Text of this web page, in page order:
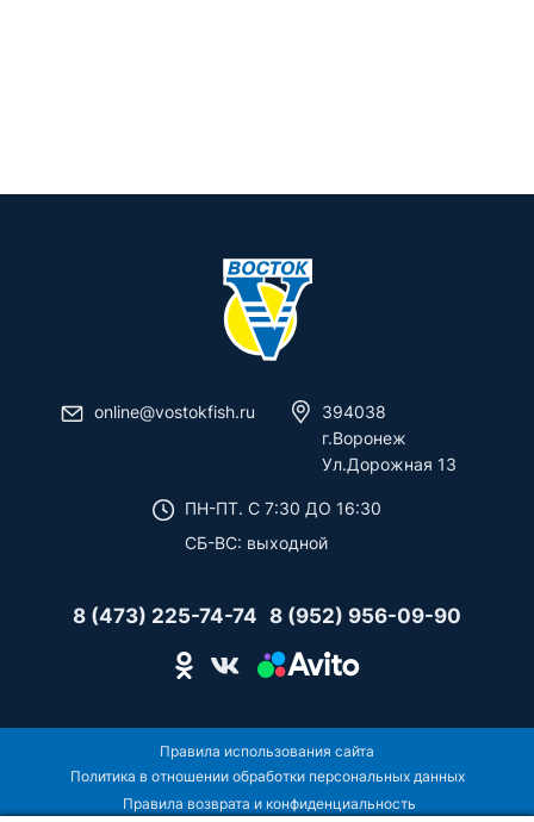
online@vostokfish.ru
394038
г.Воронеж
Ул.Дорожная 13
ПН-ПТ. C 7:30 ДО 16:30
СБ-ВС: выходной
8 (473) 225-74-74 8 (952) 956-09-90
Правила использования сайта
Политика в отношении обработки персональных данных
Правила возврата и конфиденциальность